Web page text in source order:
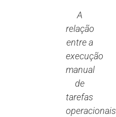
A
relação
entre a
execução
manual
de
tarefas
operacionais